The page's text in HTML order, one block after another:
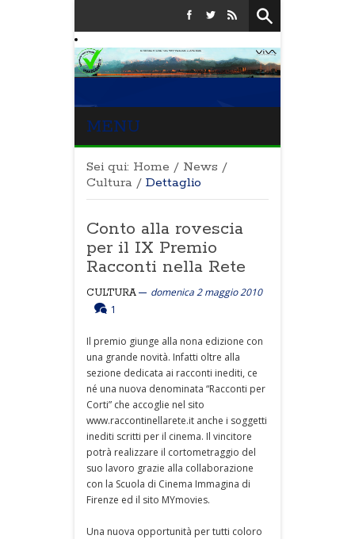
MENU
Sei qui: Home / News /
Cultura / Dettaglio
Conto alla rovescia
per il IX Premio
Racconti nella Rete
CULTURA
domenica 2 maggio 2010
1
Il premio giunge alla nona edizione con
una grande novità. Infatti oltre alla
sezione dedicata ai racconti inediti, ce
né una nuova denominata “Racconti per
Corti” che accoglie nel sito
www.raccontinellarete.it anche i soggetti
inediti scritti per il cinema. Il vincitore
potrà realizzare il cortometraggio del
suo lavoro grazie alla collaborazione
con la Scuola di Cinema Immagina di
Firenze ed il sito MYmovies.
Una nuova opportunità per tutti coloro